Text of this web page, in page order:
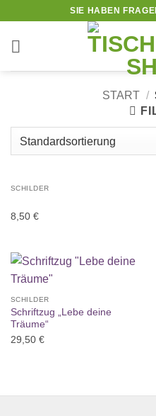
springen
SIE HABEN
START /
SCHILDER
8,50 €
SCHILDER
Schriftzug „Lebe deine
Träume“
29,50 €